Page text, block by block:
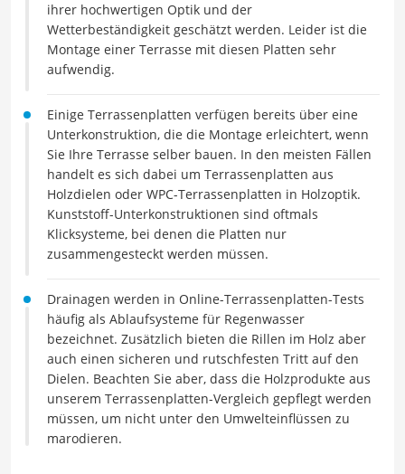
ihrer hochwertigen Optik und der
Wetterbeständigkeit geschätzt werden. Leider ist die
Montage einer Terrasse mit diesen Platten sehr
aufwendig.
Einige Terrassenplatten verfügen bereits über eine
Unterkonstruktion, die die Montage erleichtert, wenn
Sie Ihre Terrasse selber bauen. In den meisten Fällen
handelt es sich dabei um Terrassenplatten aus
Holzdielen oder WPC-Terrassenplatten in Holzoptik.
Kunststoff-Unterkonstruktionen sind oftmals
Klicksysteme, bei denen die Platten nur
zusammengesteckt werden müssen.
Drainagen werden in Online-Terrassenplatten-Tests
häufig als Ablaufsysteme für Regenwasser
bezeichnet. Zusätzlich bieten die Rillen im Holz aber
auch einen sicheren und rutschfesten Tritt auf den
Dielen. Beachten Sie aber, dass die Holzprodukte aus
unserem Terrassenplatten-Vergleich gepflegt werden
müssen, um nicht unter den Umwelteinflüssen zu
marodieren.